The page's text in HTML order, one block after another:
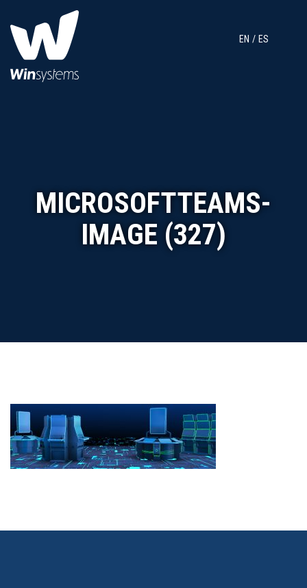
EN ES
MICROSOFTTEAMS-
IMAGE (327)